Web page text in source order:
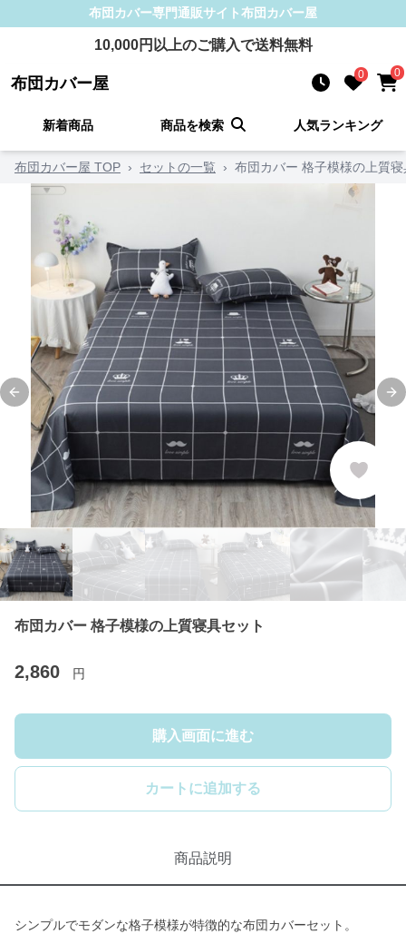
布団カバー専門通販サイト布団カバー屋
10,000円以上のご購入で送料無料
布団カバー屋 0 0
新着商品 商品を検索 人気ランキング
布団カバー屋 TOP › セットの一覧 › 布団カバー 格子模様の上質
Previous slide
布団カバー 格子模様の上質寝具セット
2,860 円
購入画面に進む
カートに追加する
商品説明
シンプルでモダンな格子模様が特徴的な布団カバーセット。